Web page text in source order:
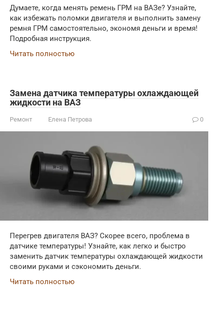
Думаете, когда менять ремень ГРМ на ВАЗе? Узнайте,
как избежать поломки двигателя и выполнить замену
ремня ГРМ самостоятельно, экономя деньги и время!
Подробная инструкция.
Читать полностью
Замена датчика температуры охлаждающей
жидкости на ВАЗ
Ремонт Елена Петрова 0
Перегрев двигателя ВАЗ? Скорее всего, проблема в
датчике температуры! Узнайте, как легко и быстро
заменить датчик температуры охлаждающей жидкости
своими руками и сэкономить деньги.
Читать полностью